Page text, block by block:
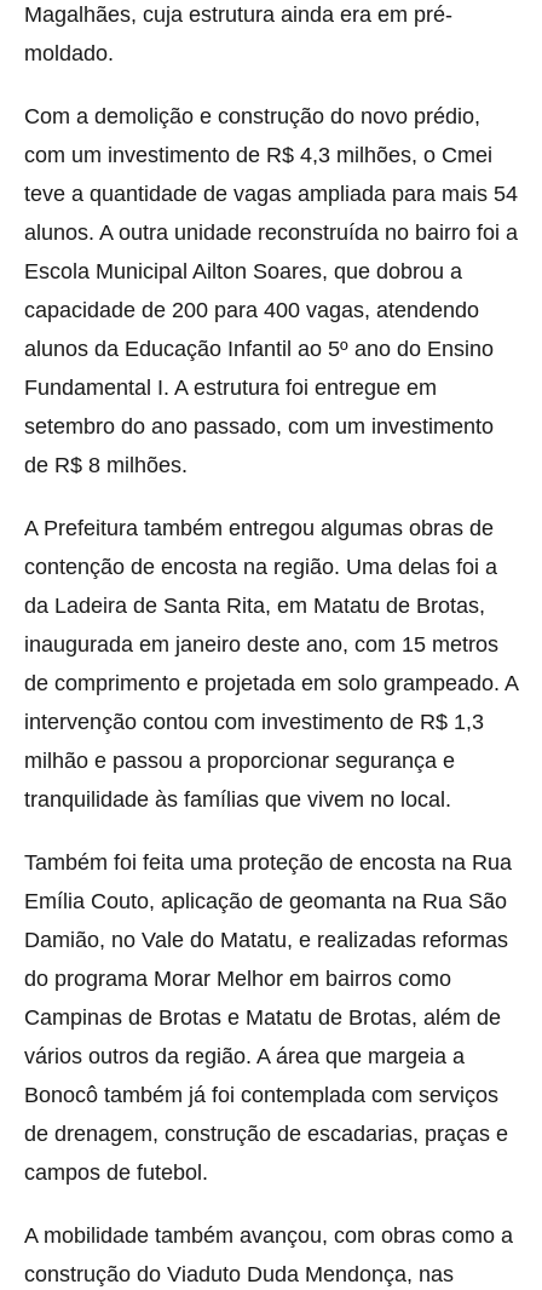
Magalhães, cuja estrutura ainda era em pré-
moldado.
Com a demolição e construção do novo prédio,
com um investimento de R$ 4,3 milhões, o Cmei
teve a quantidade de vagas ampliada para mais 54
alunos. A outra unidade reconstruída no bairro foi a
Escola Municipal Ailton Soares, que dobrou a
capacidade de 200 para 400 vagas, atendendo
alunos da Educação Infantil ao 5º ano do Ensino
Fundamental I. A estrutura foi entregue em
setembro do ano passado, com um investimento
de R$ 8 milhões.
A Prefeitura também entregou algumas obras de
contenção de encosta na região. Uma delas foi a
da Ladeira de Santa Rita, em Matatu de Brotas,
inaugurada em janeiro deste ano, com 15 metros
de comprimento e projetada em solo grampeado. A
intervenção contou com investimento de R$ 1,3
milhão e passou a proporcionar segurança e
tranquilidade às famílias que vivem no local.
Também foi feita uma proteção de encosta na Rua
Emília Couto, aplicação de geomanta na Rua São
Damião, no Vale do Matatu, e realizadas reformas
do programa Morar Melhor em bairros como
Campinas de Brotas e Matatu de Brotas, além de
vários outros da região. A área que margeia a
Bonocô também já foi contemplada com serviços
de drenagem, construção de escadarias, praças e
campos de futebol.
A mobilidade também avançou, com obras como a
construção do Viaduto Duda Mendonça, nas